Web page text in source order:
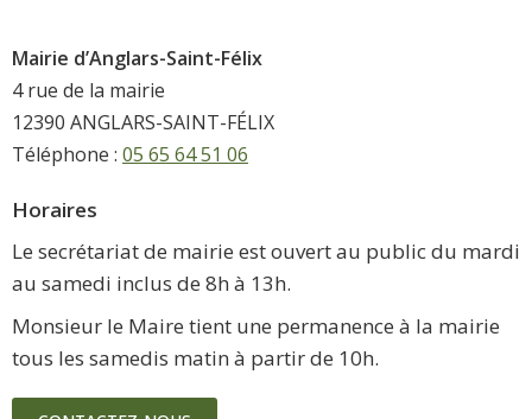
Mairie d’Anglars-Saint-Félix
4 rue de la mairie
12390 ANGLARS-SAINT-FÉLIX
Téléphone : 05 65 64 51 06
Horaires
Le secrétariat de mairie est ouvert au public du mardi
au samedi inclus de 8h à 13h.
Monsieur le Maire tient une permanence à la mairie
tous les samedis matin à partir de 10h.